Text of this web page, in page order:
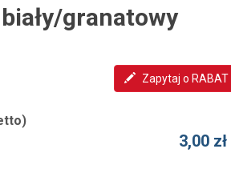
granatowy
Zapytaj o RABAT
3,00 zł